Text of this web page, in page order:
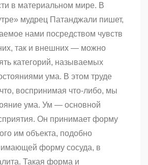
в материальном мире. В
мудрец Патанджали пишет,
нами посредством чувств
так и внешних — можно
категорий, называемых
ума. В этом труде
воспринимая что-либо, мы
ума. Ум — основной
Он принимает форму
им объекта, подобно
форму сосуда, в
Такая форма и